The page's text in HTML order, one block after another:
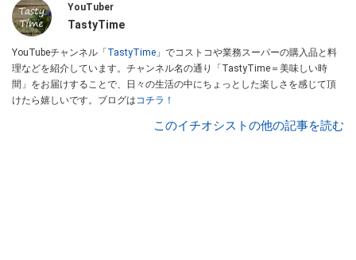
YouTuber
TastyTime
YouTubeチャンネル「 TastyTime 」でコストコや業務スーパーの購入品と料
理などを紹介しています。チャンネル名の通り「TastyTime＝美味しい時
間」をお届けすることで、日々の生活の中にちょっとした楽しさを感じて頂
けたら嬉しいです。ブログはコチラ！
このイチオシストの他の記事を読む